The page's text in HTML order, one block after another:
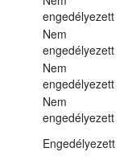
engedélyezett
Nem
engedélyezett
Nem
engedélyezett
Nem
engedélyezett
Engedélyezett